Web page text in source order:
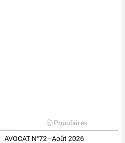
Populaires
AVOCAT N°72 - Août 2026